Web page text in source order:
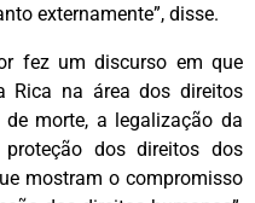
externamente”, disse.
fez um discurso em que
Rica na área dos direitos
morte, a legalização da
dos direitos dos
mostram o compromisso